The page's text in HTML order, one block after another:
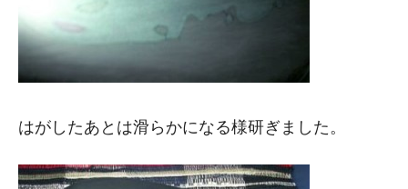
はがしたあとは滑らかになる様研ぎました。